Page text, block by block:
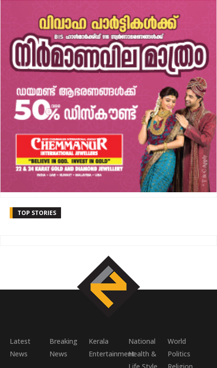
TOP STORIES
Latest
News
Breaking
News
Kerala National
World
EntertainmentHealth &
Politics